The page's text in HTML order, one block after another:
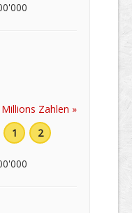
Zahlen »
1 2